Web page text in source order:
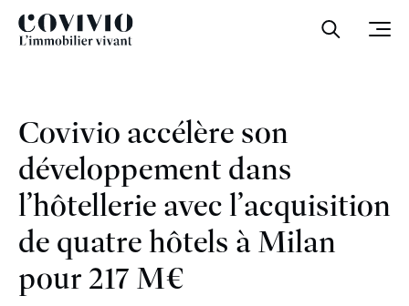
Covivio Ouvrir la
Covivio accélère son
développement dans
l’hôtellerie avec l’acquisition
de quatre hôtels à Milan
pour 217 M€